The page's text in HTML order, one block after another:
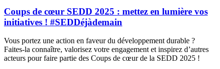
Coups de cœur SEDD 2025 : mettez en lumière vos
initiatives ! #SEDDéjàdemain
Vous portez une action en faveur du développement durable ?
Faites-la connaître, valorisez votre engagement et inspirez d’autres
acteurs pour faire partie des Coups de cœur de la SEDD 2025 !